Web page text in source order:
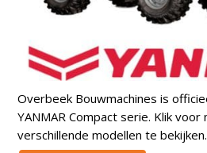
Overbeek Bouwmachines is
YANMAR Compact serie. Klik
verschillende modellen te bekijken.